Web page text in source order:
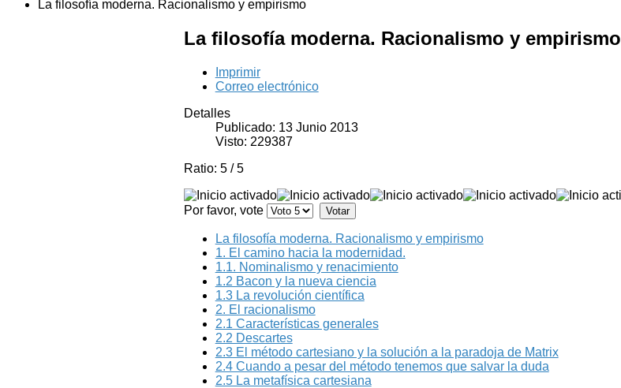
La filosofía moderna. Racionalismo y empirismo
La filosofía moderna. Racionalismo y empirismo
Imprimir
Correo electrónico
Detalles
Publicado: 13 Junio 2013
Visto: 229387
Ratio: 5/5
Por favor, vote
La filosofía moderna. Racionalismo y empirismo
1. El camino hacia la modernidad.
1.1. Nominalismo y renacimiento
1.2 Bacon y la nueva ciencia
1.3 La revolución científica
2. El racionalismo
2.1 Características generales
2.2 Descartes
2.3 El método cartesiano y la solución a la paradoja de Matrix
2.4 Cuando a pesar del método tenemos que salvar la duda
2.5 La metafísica cartesiana